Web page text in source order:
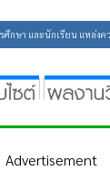
ศึกษา และนักเรียน แหล่ง
Advertisement